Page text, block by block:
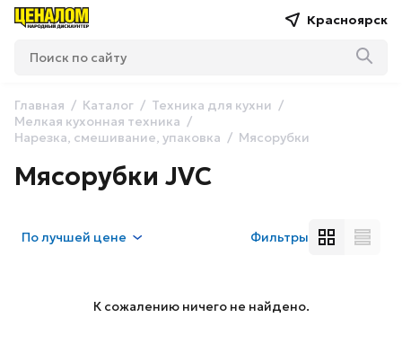
Красноярск
Главная Каталог
Техника для кухни
Мелкая кухонная техника
Нарезка, смешивание, упаковка
Мясорубки
Мясорубки JVC
Получшей цене Фильтры
К сожалению ничего не найдено.